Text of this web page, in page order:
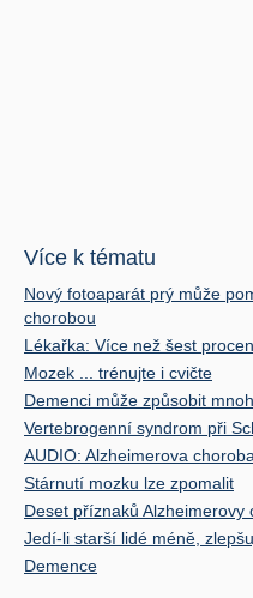
Více k tématu
Nový fotoaparát prý může
chorobou
Lékařka: Více než šest
Mozek ... trénujte i cvičte
Demenci může způsobit
Vertebrogenní syndrom při
AUDIO: Alzheimerova choroba
Stárnutí mozku lze zpomalit
Deset příznaků Alzheimerovy
Jedí-li starší lidé méně,
Demence